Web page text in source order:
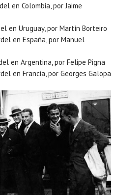
en Colombia, por Jaime
en Uruguay, por Martín Borteiro
en España, por Manuel
en Argentina, por Felipe Pigna
en Francia, por Georges Galopa